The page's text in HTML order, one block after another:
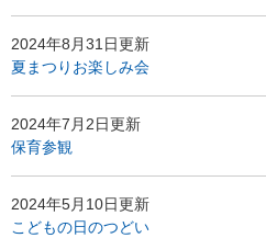
2024年8月31日更新
夏まつりお楽しみ会
2024年7月2日更新
保育参観
2024年5月10日更新
こどもの日のつどい